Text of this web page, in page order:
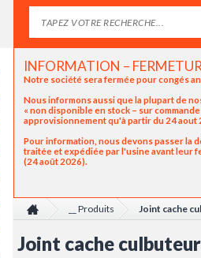
INFORMATION –
Notre société sera fermée pour congés
Nous informons aussi que la plupart de
« non disponible en stock – sur
approvisionnement qu'à partir du 24
Pour information, nous devons passer la
traitée et expédiée par l'usine avant leur
(24 août 2026).
__ Produits Joint cache
Joint cache